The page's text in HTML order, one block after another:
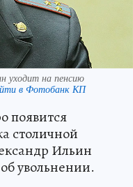
уходит на пенсию
в Фотобанк КП
появится
столичной
Ильин
увольнении.